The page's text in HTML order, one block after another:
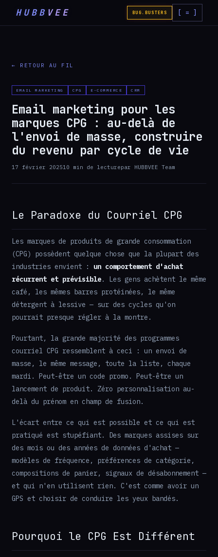
HUBB VEE BUG.BUSTERS [ = ]
← RETOUR AU FIL
EMAIL MARKETING CPG E-COMMERCE CRM
Email marketing pour les
marques CPG : au-delà de
l'envoi de masse, construire
du revenu par cycle de vie
17 février 202510 min de lecturepar HUBBVEE Team
Le Paradoxe du Courriel CPG
Les marques de produits de grande consommation
(CPG) possèdent quelque chose que la plupart des
industries envient : un comportement d'achat
récurrent et prévisible. Les gens achètent le même
café, les mêmes barres protéinées, le même
détergent à lessive — sur des cycles qu'on
pourrait presque régler à la montre.
Pourtant, la grande majorité des programmes
courriel CPG ressemblent à ceci : un envoi de
masse, le même message, toute la liste, chaque
mardi. Peut-être un code promo. Peut-être un
lancement de produit. Zéro personnalisation au-
delà du prénom en champ de fusion.
L'écart entre ce qui est possible et ce qui est
pratiqué est stupéfiant. Des marques assises sur
des mois ou des années de données d'achat —
modèles de fréquence, préférences de catégorie,
compositions de panier, signaux de désabonnement —
et qui n'en utilisent rien. C'est comme avoir un
GPS et choisir de conduire les yeux bandés.
Pourquoi le CPG Est Différent